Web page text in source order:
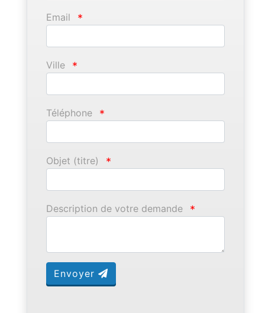
Email *
Ville *
Téléphone *
Objet (titre) *
Description de votre demande *
Envoyer